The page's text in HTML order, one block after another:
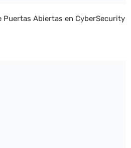
Puertas Abiertas en CyberSecurity